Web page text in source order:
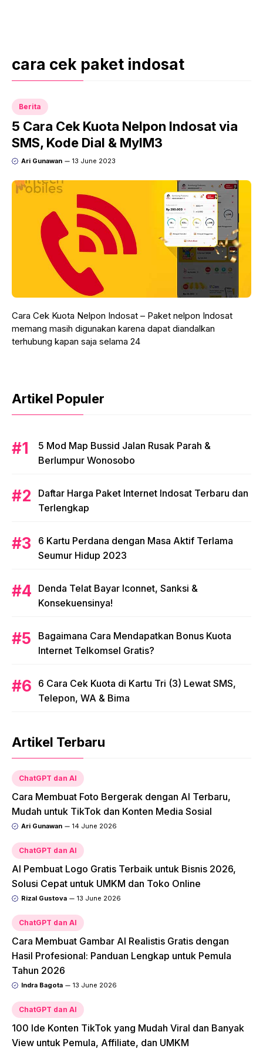
cara cek paket indosat
Berita
5 Cara Cek Kuota Nelpon Indosat via
SMS, Kode Dial & MyIM3
Ari Gunawan 13 June 2023
Cara Cek Kuota Nelpon Indosat – Paket nelpon Indosat
memang masih digunakan karena dapat diandalkan
terhubung kapan saja selama 24
Artikel Populer
5 Mod Map Bussid Jalan Rusak Parah &
Berlumpur Wonosobo
Daftar Harga Paket Internet Indosat Terbaru dan
Terlengkap
6 Kartu Perdana dengan Masa Aktif Terlama
Seumur Hidup 2023
Denda Telat Bayar Iconnet, Sanksi &
Konsekuensinya!
Bagaimana Cara Mendapatkan Bonus Kuota
Internet Telkomsel Gratis?
6 Cara Cek Kuota di Kartu Tri (3) Lewat SMS,
Telepon, WA & Bima
Artikel Terbaru
ChatGPT dan AI
Cara Membuat Foto Bergerak dengan AI Terbaru,
Mudah untuk TikTok dan Konten Media Sosial
Ari Gunawan 14 June 2026
ChatGPT dan AI
AI Pembuat Logo Gratis Terbaik untuk Bisnis 2026,
Solusi Cepat untuk UMKM dan Toko Online
Rizal Gustova 13 June 2026
ChatGPT dan AI
Cara Membuat Gambar AI Realistis Gratis dengan
Hasil Profesional: Panduan Lengkap untuk Pemula
Tahun 2026
Indra Bagota 13 June 2026
ChatGPT dan AI
100 Ide Konten TikTok yang Mudah Viral dan Banyak
View untuk Pemula, Affiliate, dan UMKM